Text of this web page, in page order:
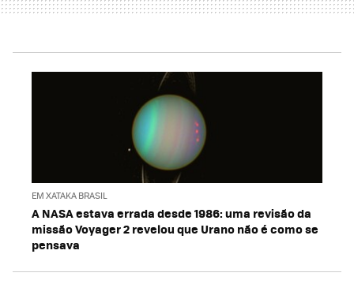
EM XATAKA BRASIL
A NASA estava errada desde 1986: uma revisão da
missão Voyager 2 revelou que Urano não é como se
pensava